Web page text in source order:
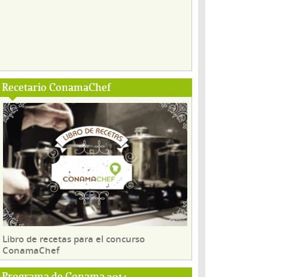
Recetario ConamaChef
Libro de recetas para el concurso
ConamaChef